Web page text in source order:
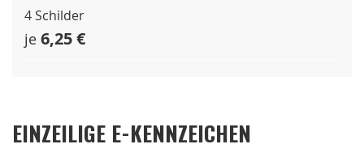
4 Schilder
je 6,25 €
EINZEILIGE E-KENNZEICHEN